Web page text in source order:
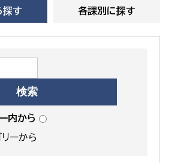
探す 各課別に探す
内から
ーから